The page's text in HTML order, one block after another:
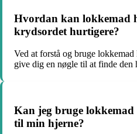
Hvordan kan lokkemad
krydsordet hurtigere?
Ved at forstå og bruge
give dig en nøgle til at finde den
Kan jeg bruge
til min hjerne?